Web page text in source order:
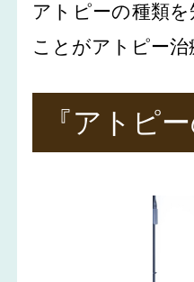
アトピーの種類
ことがアトピー治
『アトピ